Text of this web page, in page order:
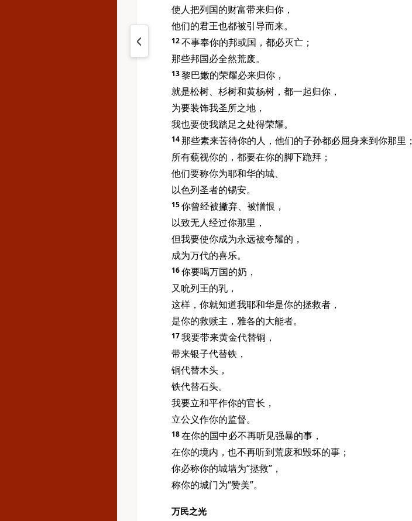
使人把列国的财富带来归你，
他们的君王也都被引导而来。
12不事奉你的邦或国，都必灭亡；
那些邦国必全然荒废。
13黎巴嫩的荣耀必来归你，
就是松树、杉树和黄杨树，都一起归你，
为要装饰我圣所之地，
我也要使我踏足之处得荣耀。
14那些素来苦待你的人，他们的子孙都必屈身来到你那里；
所有藐视你的，都要在你的脚下跪拜；
他们要称你为耶和华的城、
以色列圣者的锡安。
15你曾经被撇弃、被憎恨，
以致无人经过你那里，
但我要使你成为永远被夸耀的，
成为万代的喜乐。
16你要喝万国的奶，
又吮列王的乳，
这样，你就知道我耶和华是你的拯救者，
是你的救赎主，雅各的大能者。
17我要带来黄金代替铜，
带来银子代替铁，
铜代替木头，
铁代替石头。
我要立和平作你的官长，
立公义作你的监督。
18在你的国中必不再听见强暴的事，
在你的境内，也不再听到荒废和毁坏的事；
你必称你的城墙为“拯救”，
称你的城门为“赞美”。
万民之光